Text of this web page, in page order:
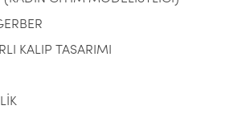
KALIP TASARIMI